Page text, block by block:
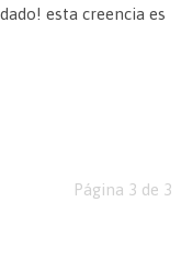
esta creencia es
Página 3 de 3